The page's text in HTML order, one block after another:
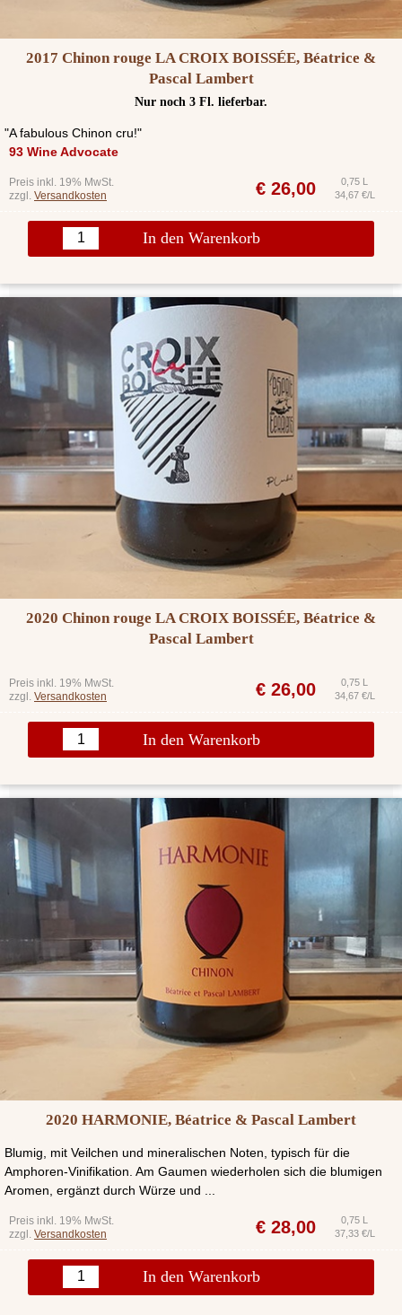
2017 Chinon rouge LA CROIX BOISSÉE, Béatrice &
Pascal Lambert
Nur noch 3 Fl. lieferbar.
"A fabulous Chinon cru!"
93 Wine Advocate
Preis inkl. 19% MwSt.
zzgl. Versandkosten € 26,00
0,75 L
34,67 €/L
In den Warenkorb
2020 Chinon rouge LA CROIX BOISSÉE, Béatrice &
Pascal Lambert
Preis inkl. 19% MwSt.
zzgl. Versandkosten € 26,00
0,75 L
34,67 €/L
In den Warenkorb
2020 HARMONIE, Béatrice & Pascal Lambert
Blumig, mit Veilchen und mineralischen Noten, typisch für die
Amphoren-Vinifikation. Am Gaumen wiederholen sich die blumigen
Aromen, ergänzt durch Würze und ...
Preis inkl. 19% MwSt.
zzgl. Versandkosten € 28,00
0,75 L
37,33 €/L
In den Warenkorb